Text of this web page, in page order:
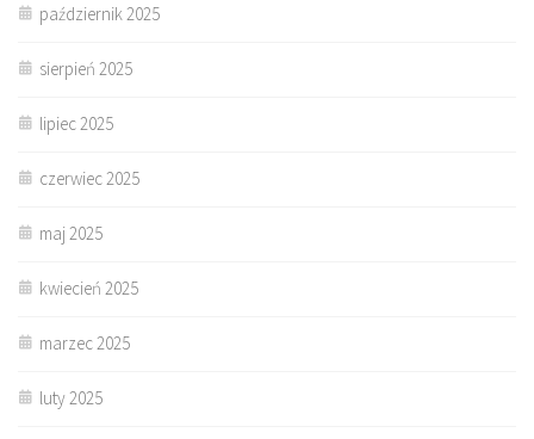
październik 2025
sierpień 2025
lipiec 2025
czerwiec 2025
maj 2025
kwiecień 2025
marzec 2025
luty 2025